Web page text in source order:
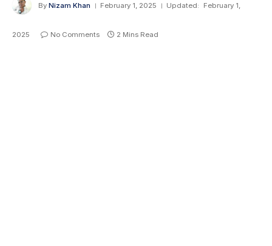
By Nizam Khan February 1, 2025 Updated: February 1,
2025 No Comments 2 Mins Read